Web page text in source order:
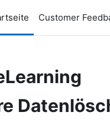
Customer